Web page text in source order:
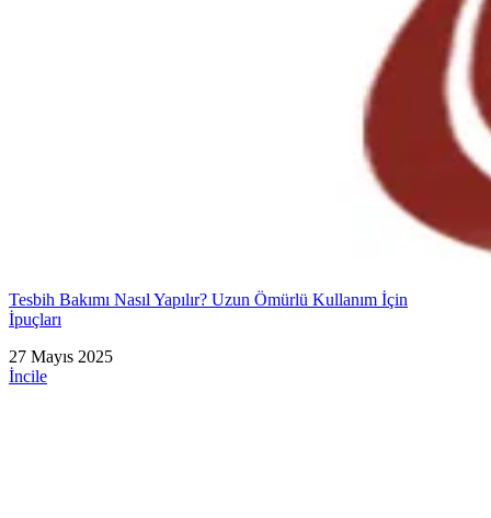
Tesbih Bakımı Nasıl Yapılır? Uzun Ömürlü Kullanım İçin
İpuçları
27 Mayıs 2025
İncile